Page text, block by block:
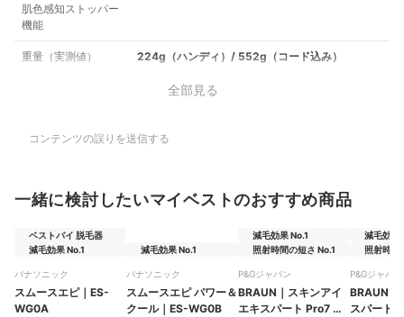
肌色感知ストッパー
機能
重量（実測値） 224g（ハンディ）/ 552g（コード込み）
全部見る
コンテンツの誤りを送信する
一緒に検討したいマイベストのおすすめ商品
ベストバイ 脱毛器
減毛効果 No.1
パナソニック
スムースエピ｜ ES-
WG0A
減毛効果 No.1
パナソニック
スムースエピ パワー＆
クール｜ ES-WG0B
減毛効果 No.1
照射時間の短さ No.1
P&Gジャパン
BRAUN ｜ スキンアイ
エキスパート Pro7 ｜
減毛効果
照射時間
P&Gジャパン
BRAUN
スパート